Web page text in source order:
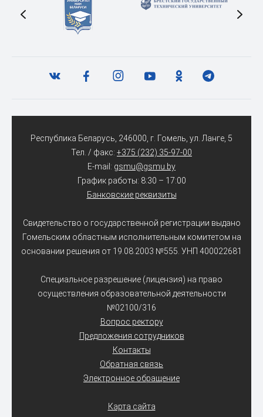
Республика Беларусь, 246000, г. Гомель, ул. Ланге, 5
Тел. / факс: +375 (232) 35-97-00
E-mail: gsmu@gsmu.by
График работы: 8:30 – 17:00
Банковские реквизиты
Свидетельство о государственной регистрации выдано
Гомельским областным исполнительным комитетом на
основании решения от 19.08.2003 №555. УНП 400022681
Специальное разрешение (лицензия) на право
осуществления образовательной деятельности
№02100/316
Вопрос ректору
Предложения сотрудников
Контакты
Обратная связь
Электронное обращение
Карта сайта